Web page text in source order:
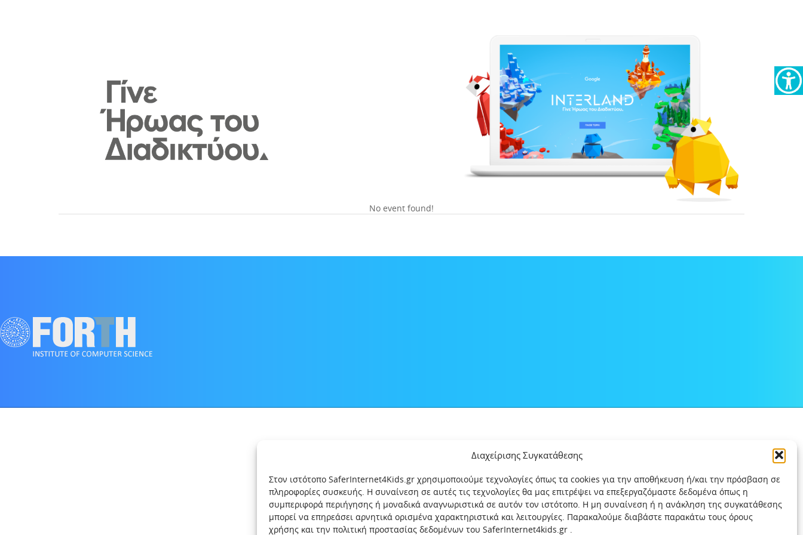
Διαχείρισης Συγκατάθεσης
Στον ιστότοπο SaferInternet4Kids.gr χρησιμοποιούμε τεχνολογίες όπως τα cookies για την αποθήκευση ή/και την πρόσβαση σε
πληροφορίες συσκευής. Η συναίνεση σε αυτές τις τεχνολογίες θα μας επιτρέψει να επεξεργαζόμαστε δεδομένα όπως η
συμπεριφορά περιήγησης ή μοναδικά αναγνωριστικά σε αυτόν τον ιστότοπο. Η μη συναίνεση ή η ανάκληση της συγκατάθεσης
μπορεί να επηρεάσει αρνητικά ορισμένα χαρακτηριστικά και λειτουργίες. Παρακαλούμε διαβάστε παρακάτω τους όρους
χρήσης και την πολιτική προστασίας δεδομένων του SaferInternet4kids.gr .
No event found!